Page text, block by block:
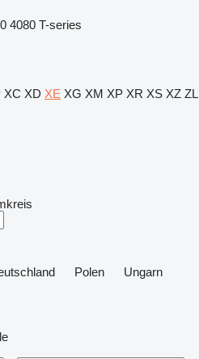
4080 T-series
XC XD XE XG XM XP XR XS XZ ZL
Polen
Ungarn